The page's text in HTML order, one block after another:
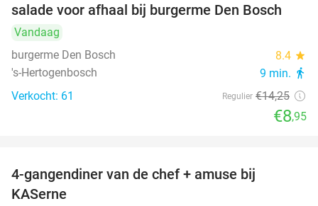
salade voor afhaal bij burgerme Den Bosch
Vandaag
burgerme Den Bosch
8.4 star
's-Hertogenbosch 9 min. directions_walk
Verkocht: 61 Regulier €14,25
€8,95
4-gangendiner van de chef + amuse bij
KASerne